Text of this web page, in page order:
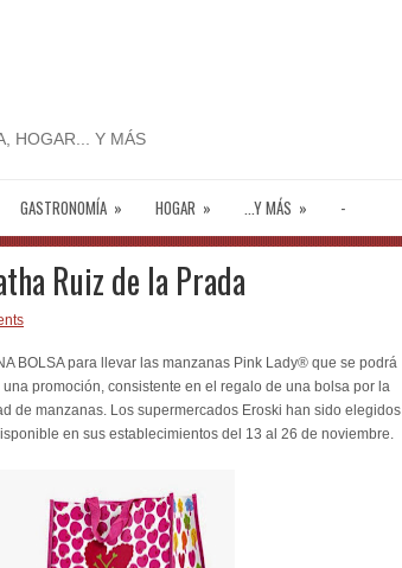
HOGAR... Y MÁS
GASTRONOMÍA » HOGAR » ...Y MÁS » -
Ruiz de la Prada
BOLSA para llevar las manzanas Pink Lady® que se podrá
promoción, consistente en el regalo de una bolsa por la
de manzanas. Los supermercados Eroski han sido elegidos
en sus establecimientos del 13 al 26 de noviembre.